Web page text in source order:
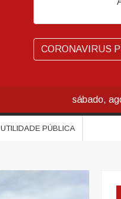
CORONAVIRUS
sábado,
UTILIDADE PÚBLICA